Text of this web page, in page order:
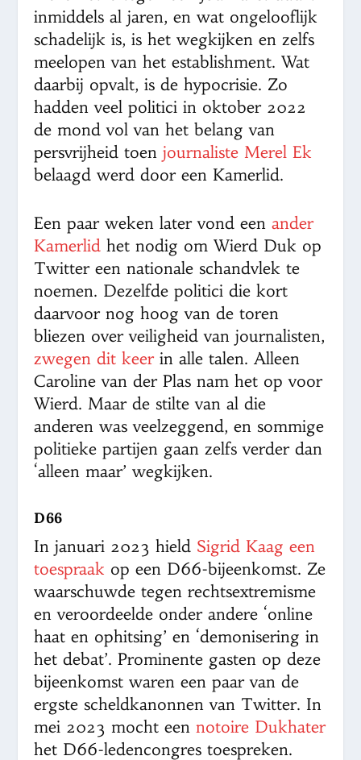
inmiddels al jaren, en wat ongelooflijk
schadelijk is, is het wegkijken en zelfs
meelopen van het establishment. Wat
daarbij opvalt, is de hypocrisie. Zo
hadden veel politici in oktober 2022
de mond vol van het belang van
persvrijheid toenjournaliste Merel Ek
belaagd werd door een Kamerlid.
Een paar weken later vond eenander
Kamerlid het nodig om Wierd Duk op
Twitter een nationale schandvlek te
noemen. Dezelfde politici die kort
daarvoor nog hoog van de toren
bliezen over veiligheid van journalisten,
zwegen dit keerin alle talen. Alleen
Caroline van der Plas nam het op voor
Wierd. Maar de stilte van al die
anderen was veelzeggend, en sommige
politieke partijen gaan zelfs verder dan
‘alleen maar’ wegkijken.
D66
In januari 2023 hield Sigrid Kaag een
toespraak op een D66-bijeenkomst. Ze
waarschuwde tegen rechtsextremisme
en veroordeelde onder andere ‘online
haat en ophitsing’ en ‘demonisering in
het debat’. Prominente gasten op deze
bijeenkomst waren een paar van de
ergste scheldkanonnen van Twitter. In
mei 2023 mocht eennotoire Dukhater
het D66-ledencongres toespreken.